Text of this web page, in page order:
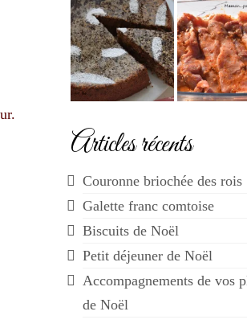
Articles récents
Couronne briochée des rois
Galette franc comtoise
Biscuits de Noël
Petit déjeuner de Noël
Accompagnements de vos
de Noël